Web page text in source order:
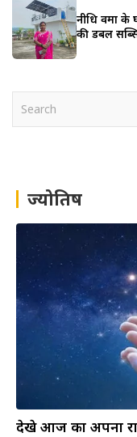
नीधि वर्मा
की डबल
h ज्योतिष
देखे आज का अपना